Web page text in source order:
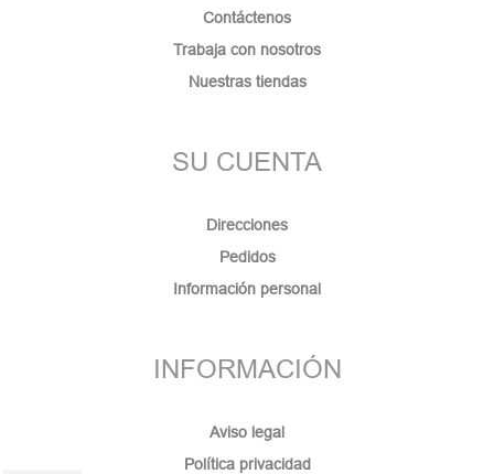
Contáctenos
Trabaja con nosotros
Nuestras tiendas
SU CUENTA
Direcciones
Pedidos
Información personal
INFORMACIÓN
Aviso legal
Política privacidad